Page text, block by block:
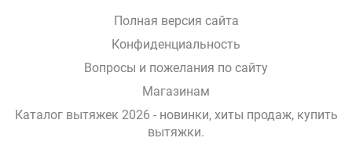
Полная версия сайта
Конфиденциальность
Вопросы и пожелания по сайту
Магазинам
Каталог вытяжек 2026 - новинки, хиты продаж, купить
вытяжки.